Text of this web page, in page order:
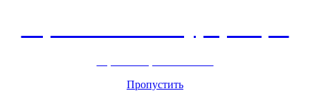
Пропустить